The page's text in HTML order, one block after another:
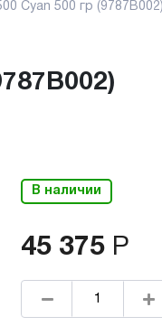
Cyan 500 гр (9787B002)
В наличии
45 375 Р